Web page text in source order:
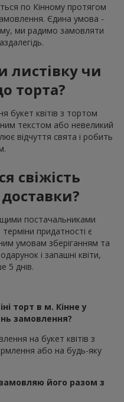
по Кінному протягом
Єдина умова -
ми радимо замовляти
чи
торта?
букет квітів з тортом
текстом або невеликий
відчуття свята і робить
свіжість
доставки?
постачальниками
придатності є
умовам зберіганням та
і запашні квіти,
5 днів.
торт в м. Кінне у
замовлення?
на букет квітів з
або на будь-яку
його разом з